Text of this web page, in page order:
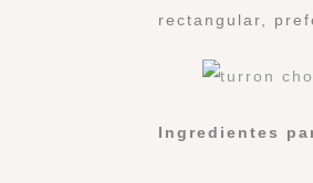
rectangular,
Ingredientes